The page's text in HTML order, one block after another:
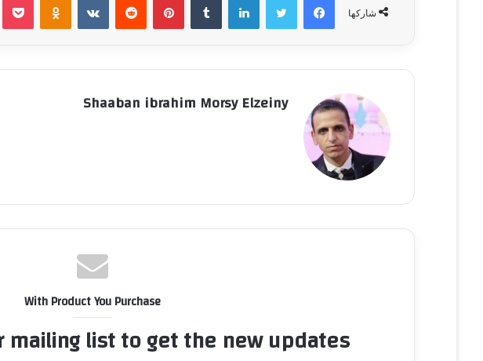
و
شاركها
Shaaban ibrahim Morsy Elzeiny
With Product You Purchase
list to get the new updates!